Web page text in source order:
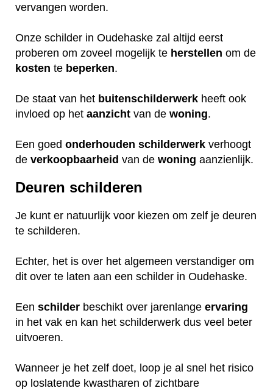
vervangen worden.
Onze schilder in Oudehaske zal altijd eerst
proberen om zoveel mogelijk te herstellen om de
kosten te beperken.
De staat van het buitenschilderwerk heeft ook
invloed op het aanzicht van de woning.
Een goed onderhouden schilderwerk verhoogt
de verkoopbaarheid van de woning aanzienlijk.
Deuren schilderen
Je kunt er natuurlijk voor kiezen om zelf je deuren
te schilderen.
Echter, het is over het algemeen verstandiger om
dit over te laten aan een schilder in Oudehaske.
Een schilder beschikt over jarenlange ervaring
in het vak en kan het schilderwerk dus veel beter
uitvoeren.
Wanneer je het zelf doet, loop je al snel het risico
op loslatende kwastharen of zichtbare